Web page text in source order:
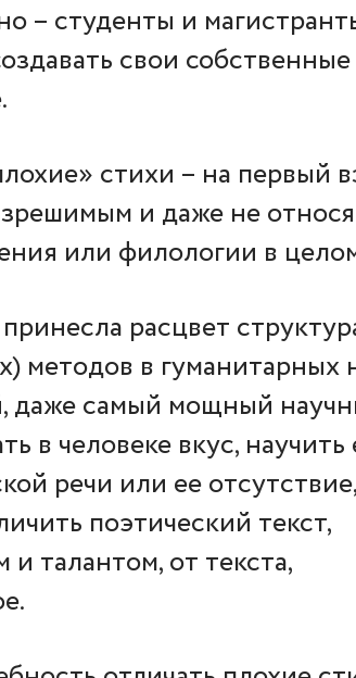
– студенты и
свои собственные
стихи – на первый
и даже не
или филологии в
расцвет
методов в гуманитарных
даже самый мощный
в человеке вкус, научить
речи или ее
поэтический текст,
талантом, от текста,